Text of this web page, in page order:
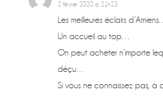
2 février 2020 à 21h23
Les meilleures éclairs
Un accueil au top…
On peut acheter n’importe
déçu…
Si vous ne connaissez pas, à